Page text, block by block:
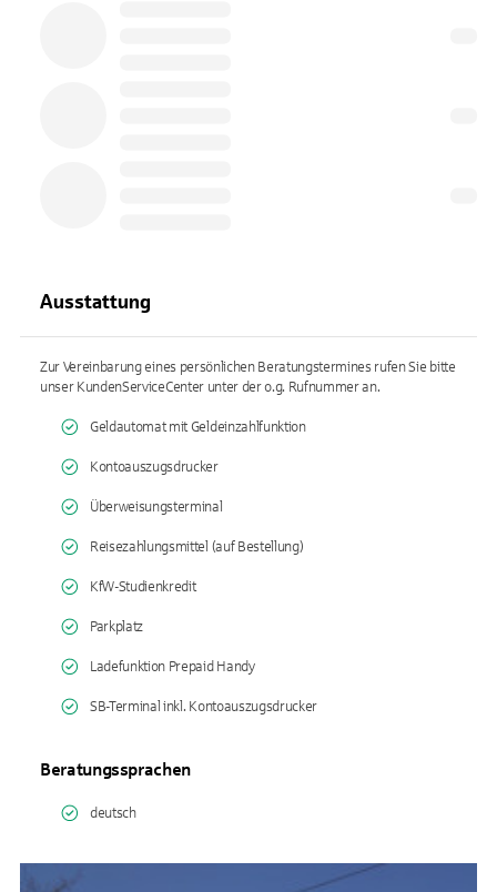
Ausstattung
Zur Vereinbarung eines persönlichen Beratungstermines rufen Sie bitte
unser KundenServiceCenter unter der o.g. Rufnummer an.
Geldautomat mit Geldeinzahlfunktion
Kontoauszugsdrucker
Überweisungsterminal
Reisezahlungsmittel (auf Bestellung)
KfW-Studienkredit
Parkplatz
Ladefunktion Prepaid Handy
SB-Terminal inkl. Kontoauszugsdrucker
Beratungssprachen
deutsch